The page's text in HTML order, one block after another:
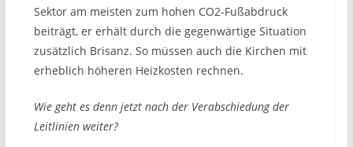
Sektor am meisten zum hohen CO2-Fußabdruck
beiträgt, er erhält durch die gegenwärtige Situation
zusätzlich Brisanz. So müssen auch die Kirchen mit
erheblich höheren Heizkosten rechnen.
Wie geht es denn jetzt nach der Verabschiedung der
Leitlinien weiter?